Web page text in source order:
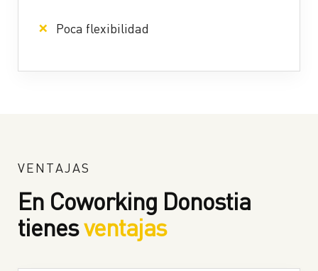
Poca flexibilidad
VENTAJAS
En Coworking Donostia
tienesventajas